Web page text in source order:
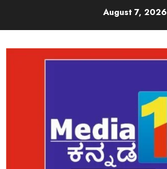
August 7, 2026